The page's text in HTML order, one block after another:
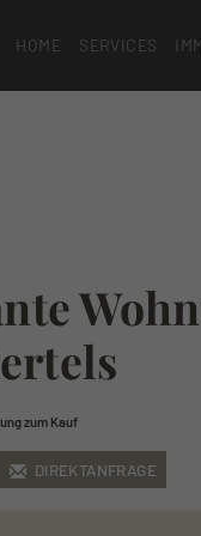
HOME SERVICES
zum Kauf
DIREKTANFRAGE